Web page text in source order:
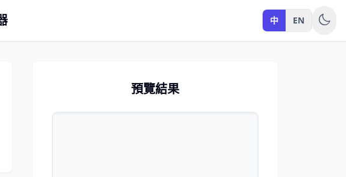
中 EN
預覽結果